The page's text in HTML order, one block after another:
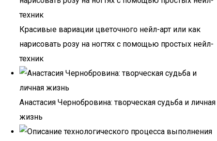
Красивые вариации цветочного нейл-арт или как
нарисовать розу на ногтях с помощью простых нейл-
техник
Анастасия Чернобровина: творческая судьба и личная
жизнь